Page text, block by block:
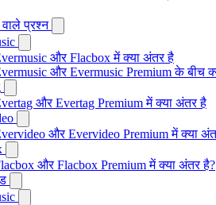
प्रश्न
और Flacbox में क्या अंतर है
और Evermusic Premium के बीच
और Evertag Premium में क्या अंतर है
और Evervideo Premium में क्या
और Flacbox Premium में क्या अंतर है?